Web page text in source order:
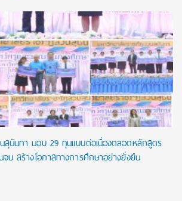
สุนันทา มอบ 29 ทุนแบบต่อเนื่องตลอดหลักสูตร
จบ สร้างโอกาสทางการศึกษาอย่างยั่งยืน